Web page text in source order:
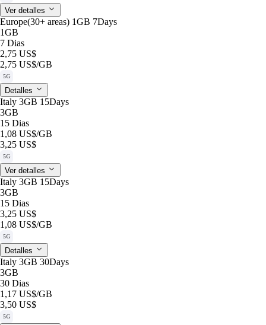
Ver detalles
Europe(30+ areas) 1GB 7Days
1GB
7 Dias
2,75 US$
2,75 US$/GB
5G
Detalles
Italy 3GB 15Days
3GB
15 Dias
1,08 US$/GB
3,25 US$
5G
Ver detalles
Italy 3GB 15Days
3GB
15 Dias
3,25 US$
1,08 US$/GB
5G
Detalles
Italy 3GB 30Days
3GB
30 Dias
1,17 US$/GB
3,50 US$
5G